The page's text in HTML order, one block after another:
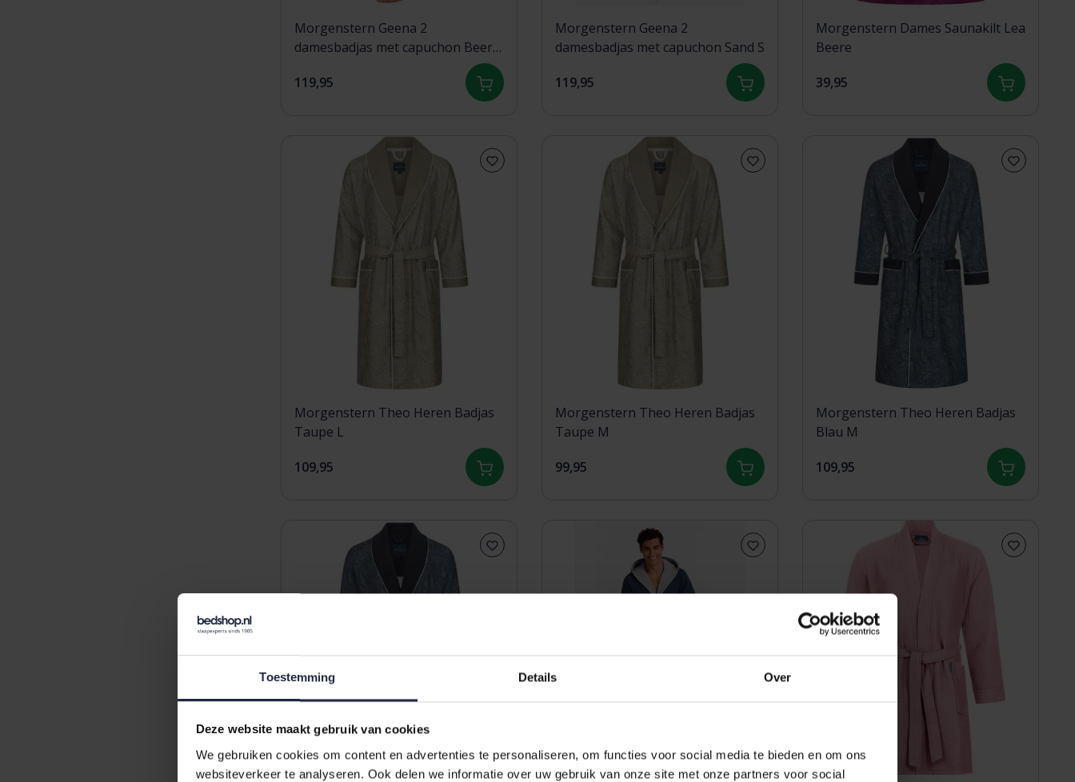
Toestemming Details Over
Deze website maakt gebruik van cookies
We gebruiken cookies om content en advertenties te personaliseren, om functies voor social media te bieden en om ons
websiteverkeer te analyseren. Ook delen we informatie over uw gebruik van onze site met onze partners voor social
Morgenstern Geena 2
damesbadjas met capuchon Beere
119,95
Morgenstern Geena 2
damesbadjas met capuchon Sand S
119,95
Morgenstern Dames Saunakilt Lea
Beere
39,95
Morgenstern Theo Heren Badjas
Taupe L
109,95
Morgenstern Theo Heren Badjas
Taupe M
99,95
Morgenstern Theo Heren Badjas
Blau M
109,95